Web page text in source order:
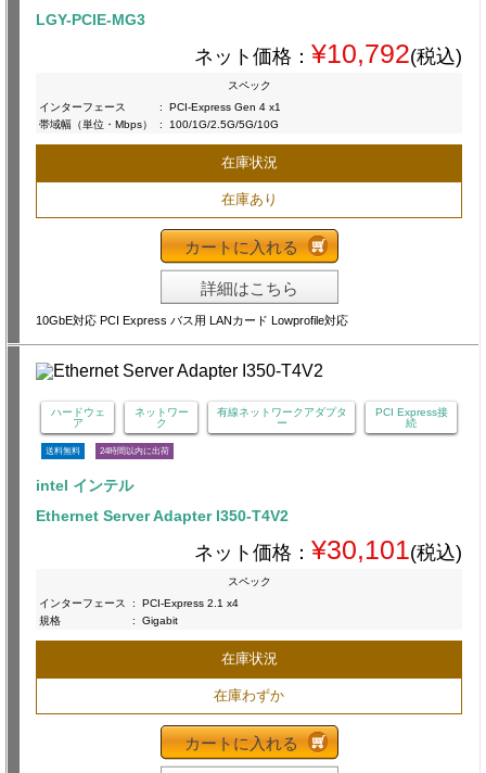
LGY-PCIE-MG3
ネット価格： ¥10,792(税込)
スペック
インターフェース
:
PCI-Express Gen 4 x1
帯域幅（単位・Mbps）
: 100/1G/2.5G/5G/10G
在庫状況
在庫あり
カートに入れる
詳細はこちら
10GbE対応 PCI Express バス用 LANカード Lowprofile対応
ハードウェ
ア
ネットワー
ク
有線ネットワークアダプタ
ー
PCI Express接
続
送料無料 24時間以内に出荷
intel インテル
Ethernet Server Adapter I350-T4V2
ネット価格： ¥30,101(税込)
スペック
インターフェース
:
PCI-Express 2.1 x4
規格
: Gigabit
在庫状況
在庫わずか
カートに入れる